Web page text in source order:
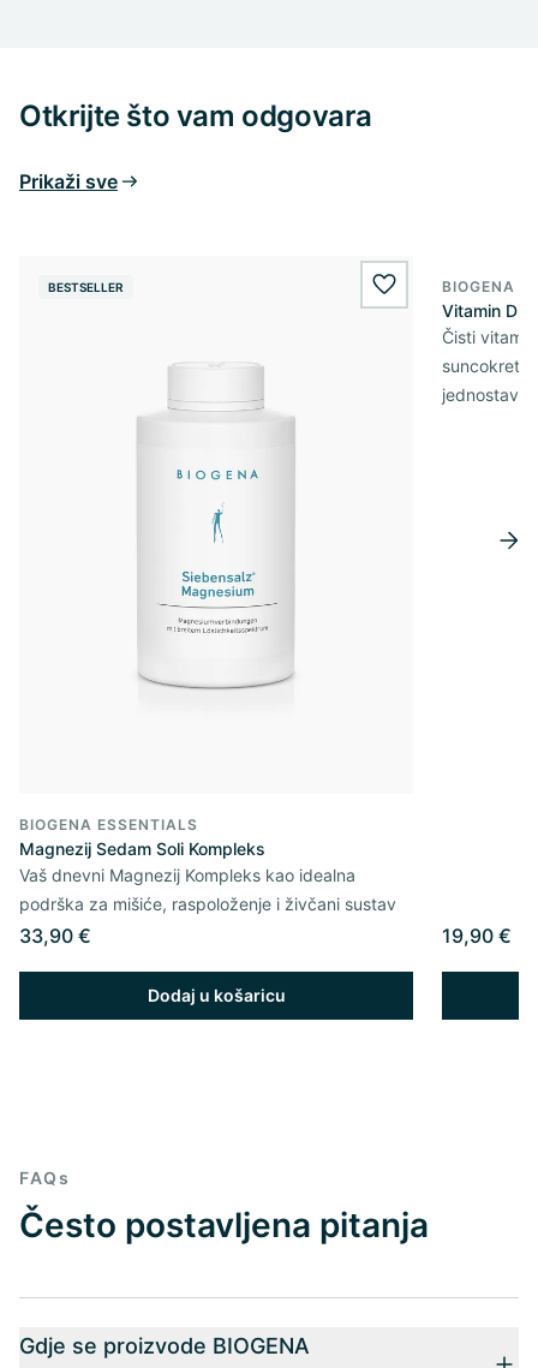
Otkrijte što vam odgovara
Prikaži sve
BESTSELLER wishlist.add
BIOGENA ESSENTIALS
Magnezij Sedam Soli Kompleks
Vaš dnevni Magnezij Kompleks kao idealna
podrška za mišiće, raspoloženje i živčani sustav
33,90 €
Dodaj u košaricu
BIOGENA
Vitamin D3
Čisti
19,90 €
FAQs
Često postavljena pitanja
Gdje se proizvode BIOGENA